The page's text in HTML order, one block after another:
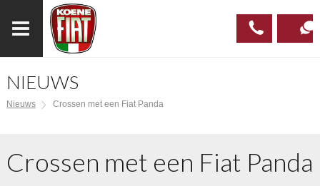
NIEUWS
Nieuws Crossen met een Fiat Panda
Crossen met een Fiat Panda